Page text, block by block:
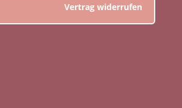
Vertrag widerrufen